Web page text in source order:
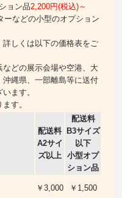
ョン品2,200円(税込)～
ーなどの小型のオプション
しくは以下の価格表をご
どの展示会場や空港、大
縄県、一部離島等に送付
ます。
す。
配送料
A2サイ
ズ以上
配送料
B3サイズ
以下
小型オプ
ション品
￥3,000 ￥1,500